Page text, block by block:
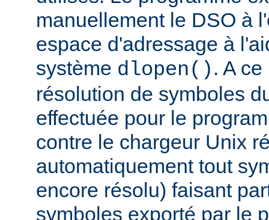
manuellement le DSO à
espace d'adressage à
système dlopen() . A
résolution de symboles
effectuée pour le
contre le chargeur Unix
automatiquement tout
encore résolu) faisant
symboles exporté par le